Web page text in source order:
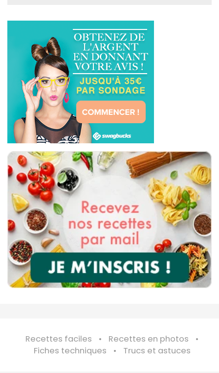
Recettes faciles
Recettes en photos
Fiches techniques
Trucs et astuces